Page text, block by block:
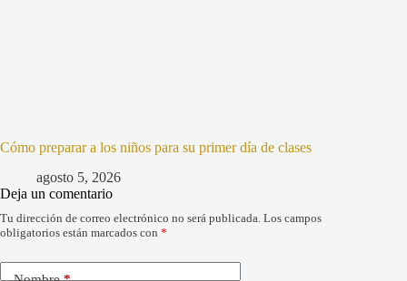
Cómo preparar a los niños para su primer día de clases
agosto 5, 2026
Deja un comentario
Tu dirección de correo electrónico no será publicada. Los campos
obligatorios están marcados con *